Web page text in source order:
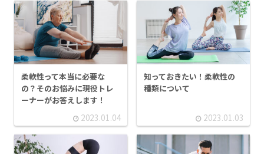
柔軟性って本当に必要な
の？そのお悩みに現役トレ
ーナーがお答えします！
2023.01.04
知っておきたい！柔軟性の
種類について
2023.01.03